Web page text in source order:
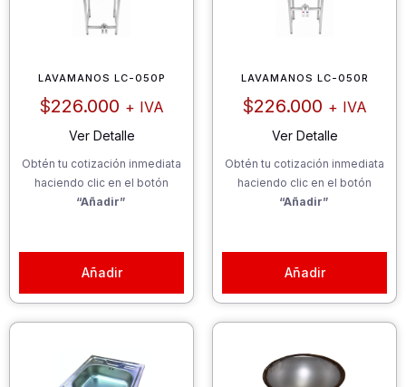
LAVAMANOS LC-050P
$226.000 + IVA
Ver Detalle
Obtén tu cotización inmediata
haciendo clic en el botón
“Añadir”
Añadir
LAVAMANOS LC-050R
$226.000 + IVA
Ver Detalle
Obtén tu cotización inmediata
haciendo clic en el botón
“Añadir”
Añadir